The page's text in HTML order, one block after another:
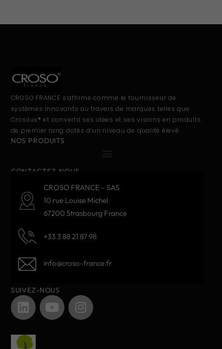
CROSO FRANCE s’affirme comme le fournisseur de
systèmes innovants au travers de marques telles que
Crosilux® et convertit ses idées et ses visions en produits
de premier rang dotés d’un niveau de qualité élevé.
NOS PRODUITS
CONTACTEZ-NOUS
CROSO FRANCE – SAS
10 rue Louise Michel
67200 Strasbourg France
+33 3 88 21 87 98
info@croso-france.fr
SUIVEZ-NOUS